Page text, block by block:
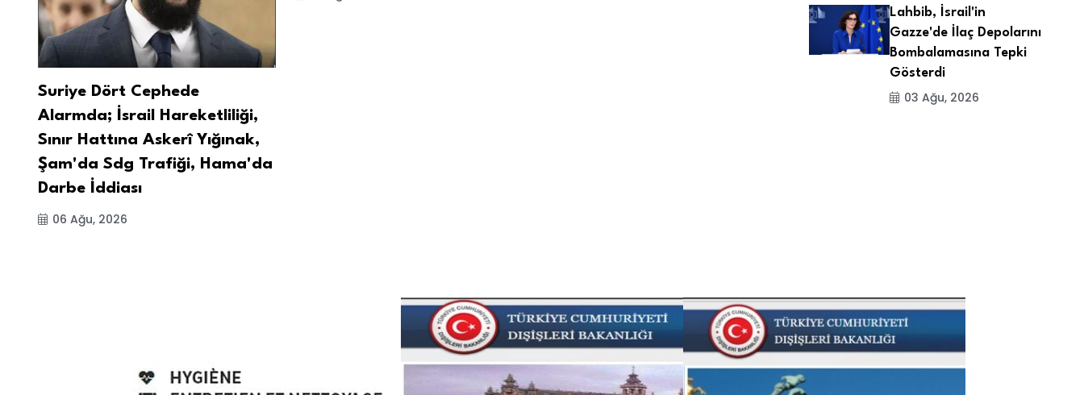
Suriye Dört Cephede
Alarmda; İsrail Hareketliliği,
Sınır Hattına Askerî Yığınak,
Şam'da Sdg Trafiği, Hama'da
Darbe İddiası
06 Ağu, 2026
Lahbib, İsrail'in
Gazze'de İlaç Depolarını
Bombalamasına Tepki
Gösterdi
03 Ağu, 2026